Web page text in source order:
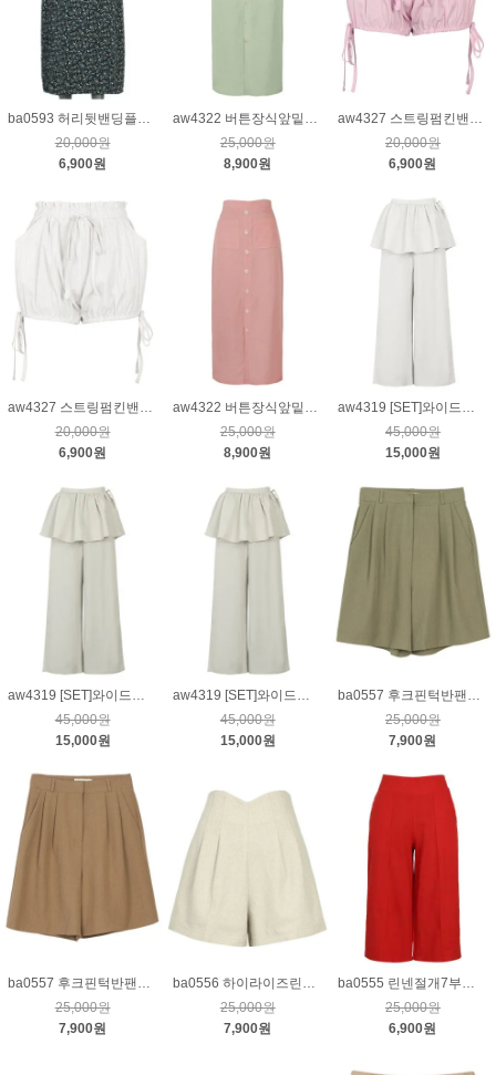
ba0593 허리뒷밴딩플라워패턴스커트_네이비
20,000원
6,900원
aw4322 버튼장식앞밑트임스커트_연카키S
25,000원
8,900원
aw4327 스트링펌킨밴딩팬츠_핑크
20,000원
6,900원
20,000원
6,900원
25,000원
8,900원
45,000원
15,000원
aw4319 [SET]와이드팬츠&레이어드스커트_연카키M
45,000원
15,000원
aw4319 [SET]와이드팬츠&레이어드스커트_연카키S
45,000원
15,000원
ba0557 후크핀턱반팬츠_카키S
25,000원
7,900원
ba0557 후크핀턱반팬츠_베이지S
25,000원
7,900원
ba0556 하이라이즈린넨핀턱팬츠_베이지S
25,000원
7,900원
ba0555 린넨절개7부밴딩팬츠_레드
25,000원
6,900원